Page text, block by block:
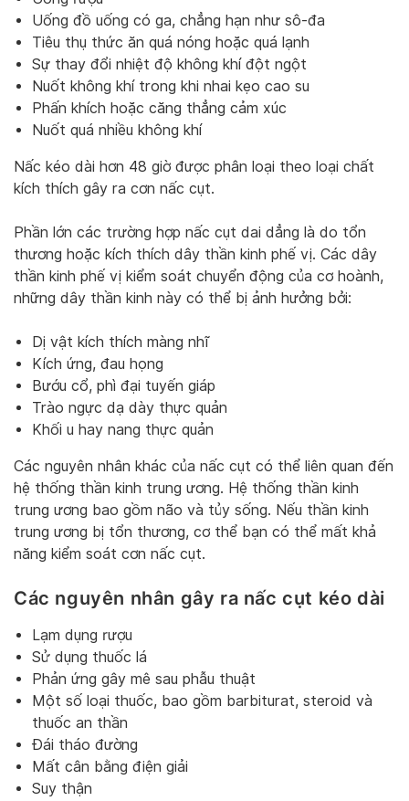
Uống đồ uống có ga, chẳng hạn như sô-đa
Tiêu thụ thức ăn quá nóng hoặc quá lạnh
Sự thay đổi nhiệt độ không khí đột ngột
Nuốt không khí trong khi nhai kẹo cao su
Phấn khích hoặc căng thẳng cảm xúc
Nuốt quá nhiều không khí
Nấc kéo dài hơn 48 giờ được phân loại theo loại chất
kích thích gây ra cơn nấc cụt.
Phần lớn các trường hợp nấc cụt dai dẳng là do tổn
thương hoặc kích thích dây thần kinh phế vị. Các dây
thần kinh phế vị kiểm soát chuyển động của cơ hoành,
những dây thần kinh này có thể bị ảnh hưởng bởi:
Dị vật kích thích màng nhĩ
Kích ứng, đau họng
Bướu cổ, phì đại tuyến giáp
Trào ngực dạ dày thực quản
Khối u hay nang thực quản
Các nguyên nhân khác của nấc cụt có thể liên quan đến
hệ thống thần kinh trung ương. Hệ thống thần kinh
trung ương bao gồm não và tủy sống. Nếu thần kinh
trung ương bị tổn thương, cơ thể bạn có thể mất khả
năng kiểm soát cơn nấc cụt.
Các nguyên nhân gây ra nấc cụt kéo dài
Lạm dụng rượu
Sử dụng thuốc lá
Phản ứng gây mê sau phẫu thuật
Một số loại thuốc, bao gồm barbiturat, steroid và
thuốc an thần
Đái tháo đường
Mất cân bằng điện giải
Suy thận